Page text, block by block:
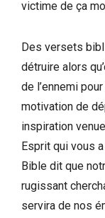
victime de ça
Des versets
détruire alors
de l’ennemi
motivation de
inspiration
Esprit qui vous
Bible dit que
rugissant
servira de nos